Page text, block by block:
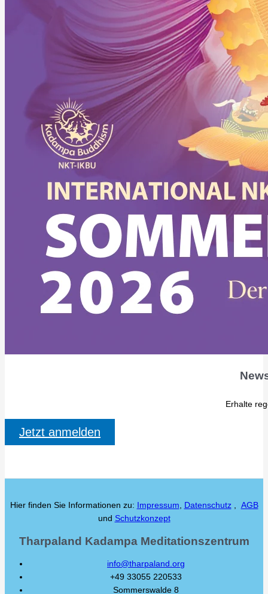
Erhalte
Jetzt anmelden
Hier finden Sie Informationen zu: Impressum Datenschutz, AGB
und Schutzkonzept
Tharpaland Kadampa Meditationszentrum
info@tharpaland.org
+49 33055 220533
Sommerswalde 8